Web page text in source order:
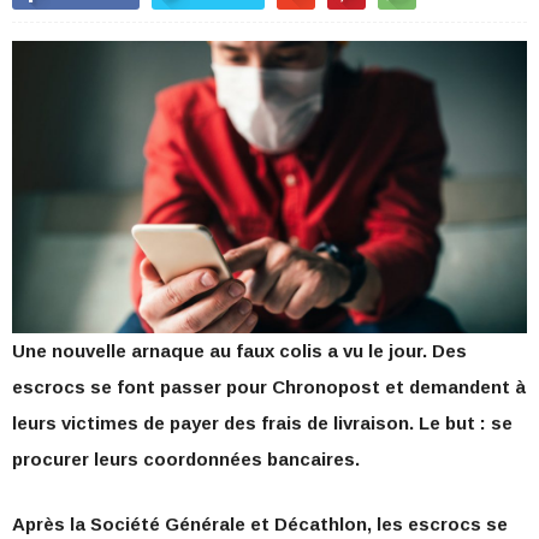
Une nouvelle arnaque au faux colis a vu le jour. Des
escrocs se font passer pour Chronopost et demandent à
leurs victimes de payer des frais de livraison. Le but : se
procurer leurs coordonnées bancaires.
Après la Société Générale et Décathlon, les escrocs se